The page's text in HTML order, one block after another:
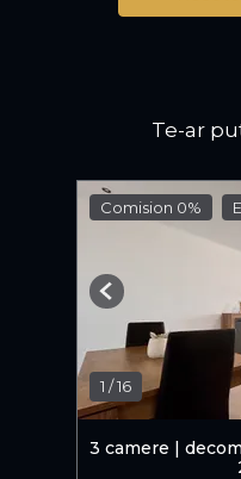
Te-ar
Comision 0%
1 /16
Previous
3 camere |